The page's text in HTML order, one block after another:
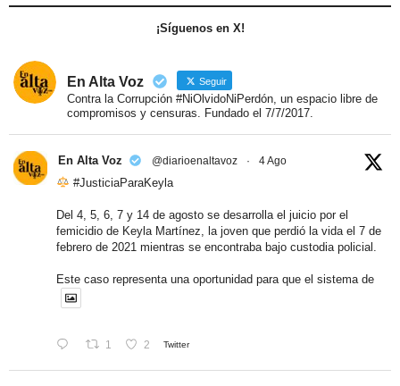
¡Síguenos en X!
En Alta Voz Seguir
Contra la Corrupción #NiOlvidoNiPerdón, un espacio libre de
compromisos y censuras. Fundado el 7/7/2017.
En Alta Voz @diarioenaltavoz · 4 Ago
#JusticiaParaKeyla
Del 4, 5, 6, 7 y 14 de agosto se desarrolla el juicio por el
femicidio de Keyla Martínez, la joven que perdió la vida el 7 de
febrero de 2021 mientras se encontraba bajo custodia policial.
Este caso representa una oportunidad para que el sistema de
1 2 Twitter